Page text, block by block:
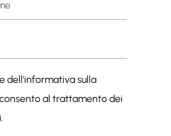
dell'informativa sulla
al trattamento dei